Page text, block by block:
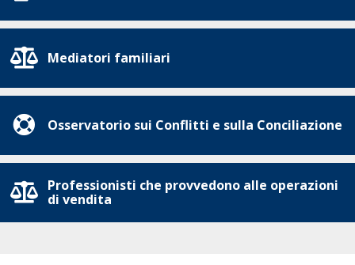
Mediatori familiari
Osservatorio sui Conflitti e sulla Conciliazione
Professionisti che provvedono alle operazioni
di vendita